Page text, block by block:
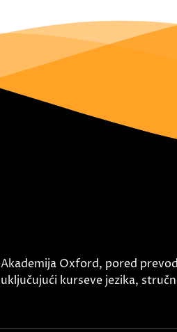
Akademija Oxford, pored
uključujući kurseve jezika,